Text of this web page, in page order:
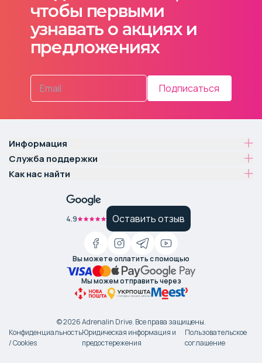
чтобы первыми
узнавать о акциях и
предложениях
Подписаться
Информация
Служба поддержки
Как нас найти
4.9 Оставить отзыв
Вы можете оплатить с помощью
Мы можем отправить через
©2026Adrenalin Drive. Все права защищены.
Конфиденциальность
/ Cookies
Юридическая информация и
предостережения
Пользовательское
соглашение